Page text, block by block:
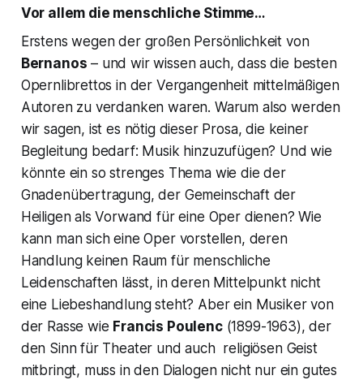
Vor allem die menschliche Stimme…
Erstens wegen der großen Persönlichkeit von
Bernanos – und wir wissen auch, dass die besten
Opernlibrettos in der Vergangenheit mittelmäßigen
Autoren zu verdanken waren. Warum also werden
wir sagen, ist es nötig dieser Prosa, die keiner
Begleitung bedarf: Musik hinzuzufügen? Und wie
könnte ein so strenges Thema wie die der
Gnadenübertragung, der Gemeinschaft der
Heiligen als Vorwand für eine Oper dienen? Wie
kann man sich eine Oper vorstellen, deren
Handlung keinen Raum für menschliche
Leidenschaften lässt, in deren Mittelpunkt nicht
eine Liebeshandlung steht? Aber ein Musiker von
der Rasse wie Francis Poulenc(1899-1963), der
den Sinn für Theater und auch religiösen Geist
mitbringt, muss in den Dialogen nicht nur ein gutes